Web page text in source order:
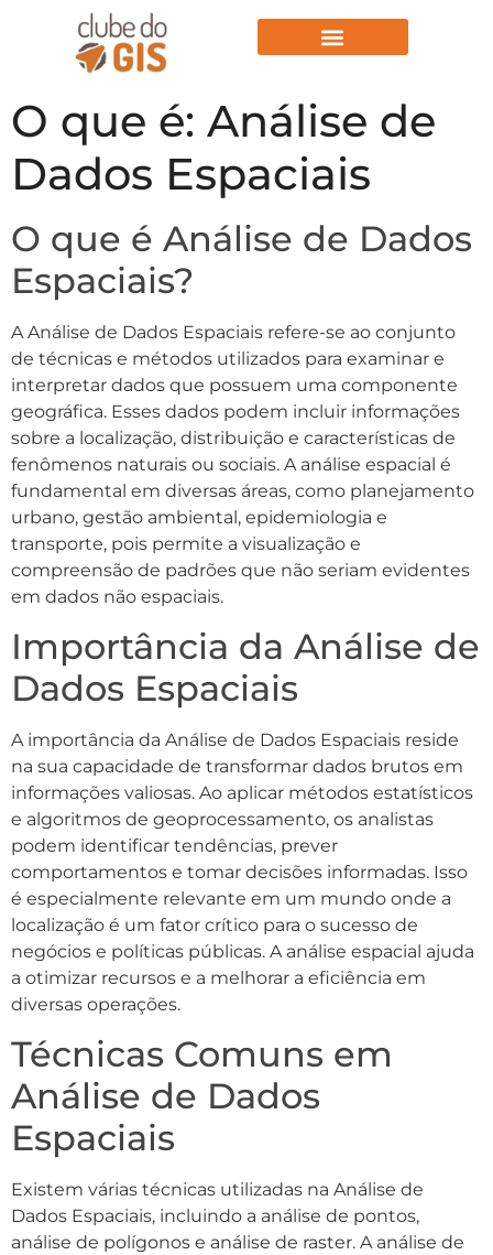
O que é: Análise de
Dados Espaciais
O que é Análise de Dados
Espaciais?
A Análise de Dados Espaciais refere-se ao conjunto
de técnicas e métodos utilizados para examinar e
interpretar dados que possuem uma componente
geográfica. Esses dados podem incluir informações
sobre a localização, distribuição e características de
fenômenos naturais ou sociais. A análise espacial é
fundamental em diversas áreas, como planejamento
urbano, gestão ambiental, epidemiologia e
transporte, pois permite a visualização e
compreensão de padrões que não seriam evidentes
em dados não espaciais.
Importância da Análise de
Dados Espaciais
A importância da Análise de Dados Espaciais reside
na sua capacidade de transformar dados brutos em
informações valiosas. Ao aplicar métodos estatísticos
e algoritmos de geoprocessamento, os analistas
podem identificar tendências, prever
comportamentos e tomar decisões informadas. Isso
é especialmente relevante em um mundo onde a
localização é um fator crítico para o sucesso de
negócios e políticas públicas. A análise espacial ajuda
a otimizar recursos e a melhorar a eficiência em
diversas operações.
Técnicas Comuns em
Análise de Dados
Espaciais
Existem várias técnicas utilizadas na Análise de
Dados Espaciais, incluindo a análise de pontos,
análise de polígonos e análise de raster. A análise de